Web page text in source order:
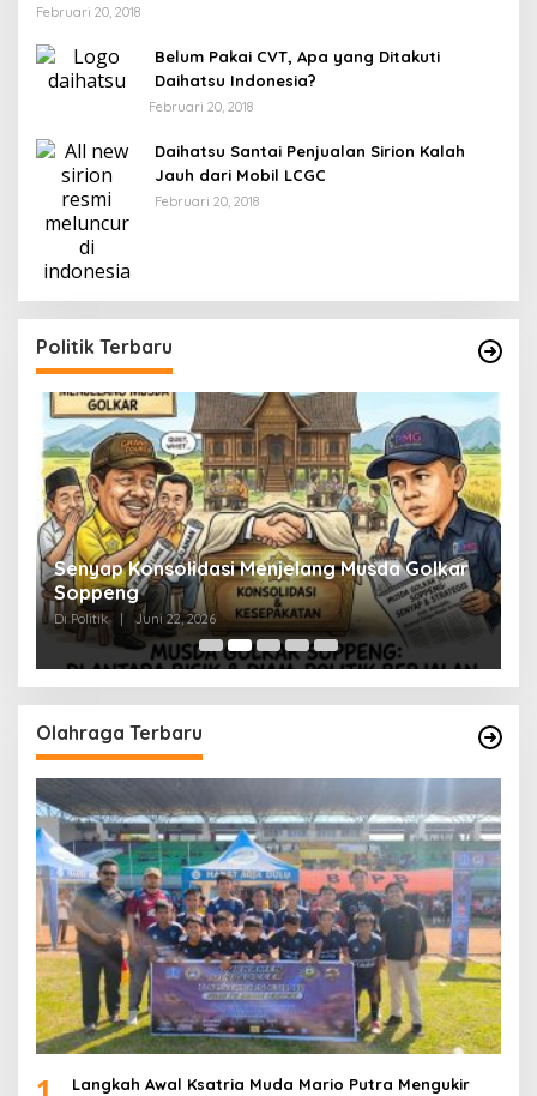
Februari 20, 2018
Belum Pakai CVT, Apa yang Ditakuti
Daihatsu Indonesia?
Februari 20, 2018
Daihatsu Santai Penjualan Sirion Kalah
Jauh dari Mobil LCGC
Februari 20, 2018
Politik Terbaru
Senyap Konsolidasi Menjelang Musda Golkar
Soppeng
Di Politik | Juni 22, 2026
Olahraga Terbaru
Langkah Awal Ksatria Muda Mario Putra Mengukir